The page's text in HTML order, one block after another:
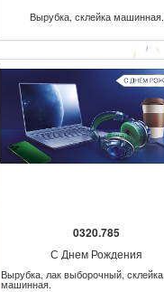
Вырубка, склейка машинная.
0320.785
С Днем Рождения
Вырубка, лак выборочный, склейка
машинная.